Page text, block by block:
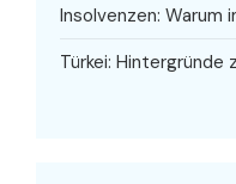
Insolvenzen: Warum
Türkei: Hintergründe